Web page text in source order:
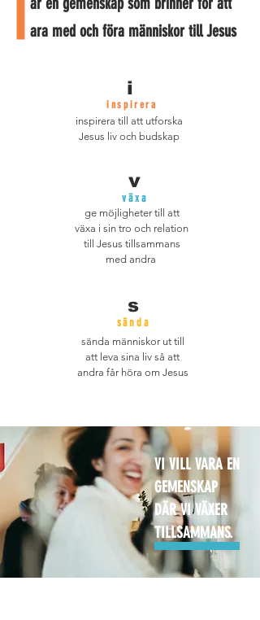
ara med och föra människor till Jesus
i
inspirera
inspirera till att utforska
Jesus liv och budskap
v
växa
ge möjligheter till att
växa i sin tro och relation
till Jesus tillsammans
med andra
s
sända
sända människor ut till
att leva sina liv så att
andra får höra om Jesus
VI VILL VARA EN
GEMENSKAP
DÄR VI VÄXER
TILLSAMMANS.